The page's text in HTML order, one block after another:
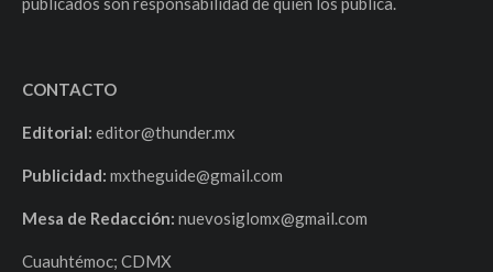
CONTACTO
Editorial: editor@thunder.mx
Publicidad: mxtheguide@gmail.com
Mesa de Redacción: nuevosiglomx@gmail.com
Cuauhtémoc; CDMX